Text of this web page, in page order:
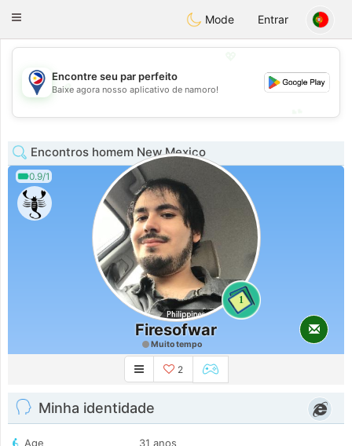
PhilippinesChat
Toggle
Mode Entrar
💖
💕
Encontre seu par perfeito
Baixe agora nosso aplicativo de namoro!
Encontros homem New Mexico
0.9/1
1
Firesofwar
Muito tempo
2
Minha identidade
Age
31 anos